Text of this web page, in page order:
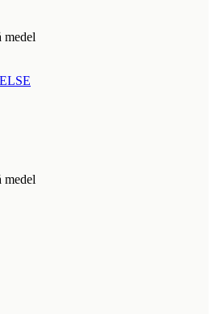
medel
medel